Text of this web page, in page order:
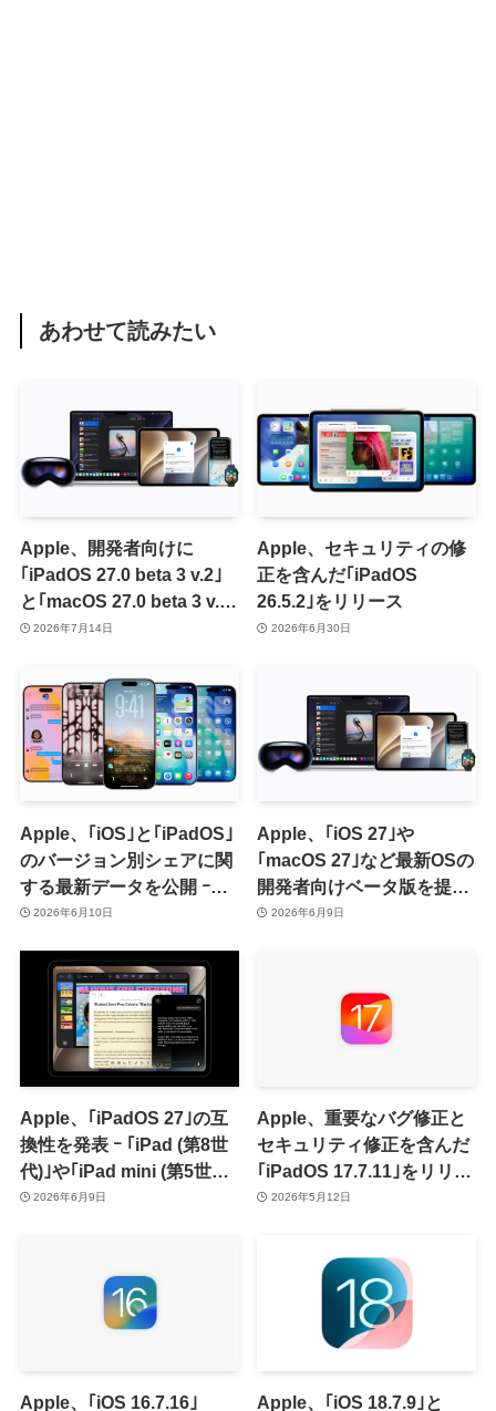
あわせて読みたい
Apple、開発者向けに
｢iPadOS 27.0 beta 3 v.2｣
と｢macOS 27.0 beta 3 v.2｣
を配信開始
2026年7月14日
Apple、セキュリティの修
正を含んだ｢iPadOS
26.5.2｣をリリース
2026年6月30日
Apple、｢iOS｣と｢iPadOS｣
のバージョン別シェアに関
する最新データを公開 ｰ
｢iOS 26｣のシェアは79%に
2026年6月10日
Apple、｢iOS 27｣や
｢macOS 27｣など最新OSの
開発者向けベータ版を提供
開始
2026年6月9日
Apple、｢iPadOS 27｣の互
換性を発表 ｰ ｢iPad (第8世
代)｣や｢iPad mini (第5世
代)｣などがサポート対象外
2026年6月9日
Apple、重要なバグ修正と
セキュリティ修正を含んだ
｢iPadOS 17.7.11｣をリリー
ス2026年5月12日
Apple、｢iOS 16.7.16｣ Apple、｢iOS 18.7.9｣と